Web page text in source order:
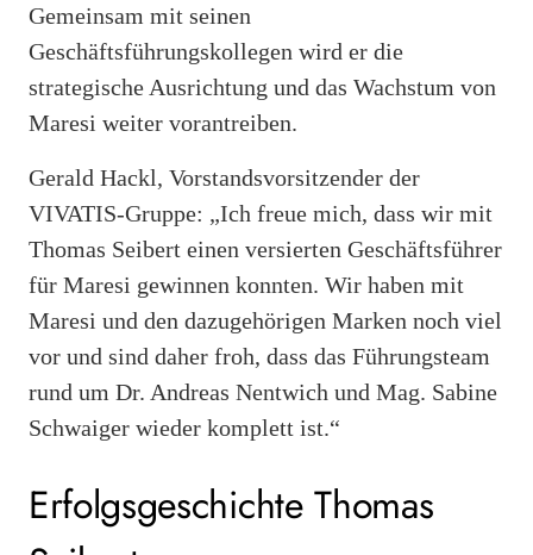
Gemeinsam mit seinen
Geschäftsführungskollegen wird er die
strategische Ausrichtung und das Wachstum von
Maresi weiter vorantreiben.
Gerald Hackl, Vorstandsvorsitzender der
VIVATIS-Gruppe: „Ich freue mich, dass wir mit
Thomas Seibert einen versierten Geschäftsführer
für Maresi gewinnen konnten. Wir haben mit
Maresi und den dazugehörigen Marken noch viel
vor und sind daher froh, dass das Führungsteam
rund um Dr. Andreas Nentwich und Mag. Sabine
Schwaiger wieder komplett ist.“
Erfolgsgeschichte Thomas